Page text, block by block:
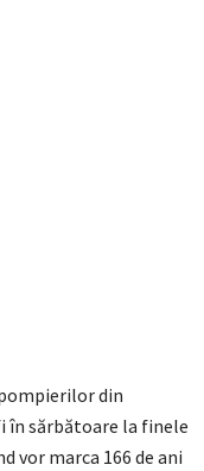
din
în sărbătoare la finele
vor marca 166 de ani